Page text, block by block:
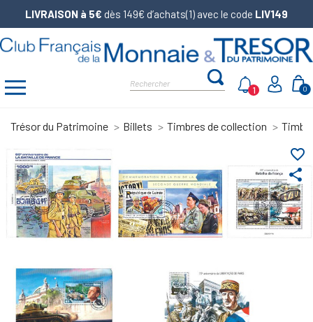
LIVRAISON à 5€ dès 149€ d’achats(1) avec le code LIV149
0
1
Trésor du Patrimoine Billets Timbres de collection
share
favorite_border